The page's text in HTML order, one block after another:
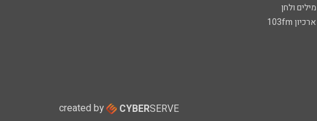
מילים ולחן
ארכיון 103fm
created by CYBERSERVE